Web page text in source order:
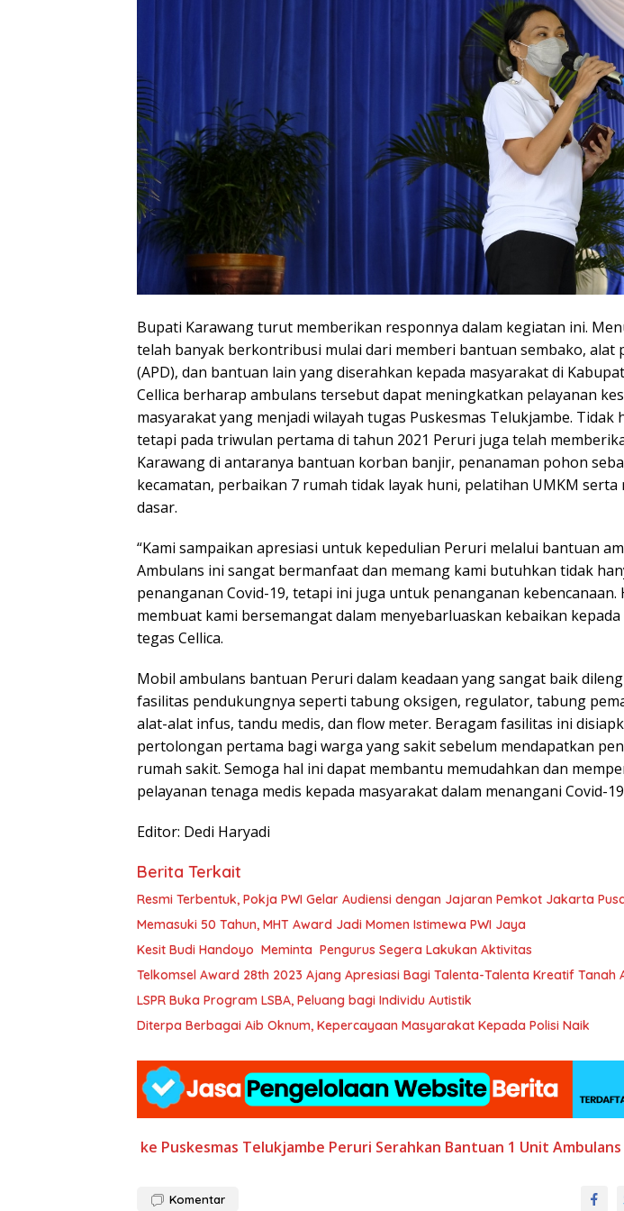
Bupati Karawang turut memberikan responnya dalam kegiatan ini.
telah banyak berkontribusi mulai dari memberi bantuan sembako, alat
(APD), dan bantuan lain yang diserahkan kepada masyarakat di
Cellica berharap ambulans tersebut dapat meningkatkan pelayanan
masyarakat yang menjadi wilayah tugas Puskesmas Telukjambe. Tidak
tetapi pada triwulan pertama di tahun 2021 Peruri juga telah
Karawang di antaranya bantuan korban banjir, penanaman pohon
kecamatan, perbaikan 7 rumah tidak layak huni, pelatihan UMKM serta
dasar.
“Kami sampaikan apresiasi untuk kepedulian Peruri melalui bantuan
Ambulans ini sangat bermanfaat dan memang kami butuhkan tidak
penanganan Covid-19, tetapi ini juga untuk penanganan kebencanaan.
membuat kami bersemangat dalam menyebarluaskan kebaikan kepada
tegas Cellica.
Mobil ambulans bantuan Peruri dalam keadaan yang sangat baik
fasilitas pendukungnya seperti tabung oksigen, regulator, tabung
alat-alat infus, tandu medis, dan flow meter. Beragam fasilitas ini
pertolongan pertama bagi warga yang sakit sebelum mendapatkan
rumah sakit. Semoga hal ini dapat membantu memudahkan dan
pelayanan tenaga medis kepada masyarakat dalam menangani Covid-
Editor: Dedi Haryadi
Berita Terkait
Resmi Terbentuk, Pokja PWI Gelar Audiensi dengan Jajaran Pemkot Jakarta
Memasuki 50 Tahun, MHT Award Jadi Momen Istimewa PWI Jaya
Kesit Budi Handoyo Meminta Pengurus Segera Lakukan Aktivitas
Telkomsel Award 28th 2023 Ajang Apresiasi Bagi Talenta-Talenta Kreatif Tanah
LSPR Buka Program LSBA, Peluang bagi Individu Autistik
Diterpa Berbagai Aib Oknum, Kepercayaan Masyarakat Kepada Polisi Naik
ke Puskesmas Telukjambe Peruri Serahkan Bantuan 1 Unit Ambulans
Komentar